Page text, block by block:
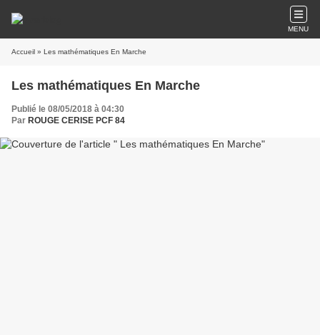
MENU
Accueil » Les mathématiques En Marche
Les mathématiques En Marche
Publié le 08/05/2018 à 04:30
Par ROUGE CERISE PCF 84